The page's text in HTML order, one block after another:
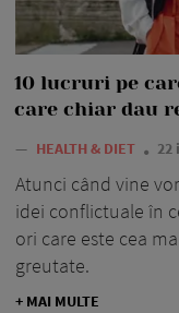
10 lucruri pe
care chiar dau
— HEALTH & DIET 22
Atunci când vine
idei conflictuale în
ori care este cea
greutate.
+ MAI MULTE